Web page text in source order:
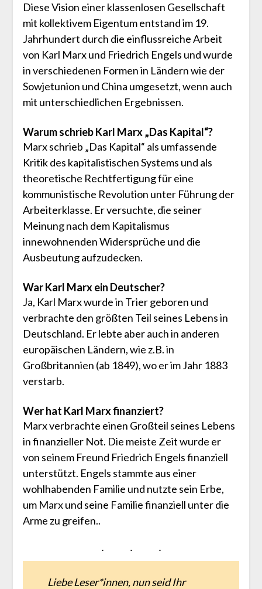
Diese Vision einer klassenlosen Gesellschaft
mit kollektivem Eigentum entstand im 19.
Jahrhundert durch die einflussreiche Arbeit
von Karl Marx und Friedrich Engels und wurde
in verschiedenen Formen in Ländern wie der
Sowjetunion und China umgesetzt, wenn auch
mit unterschiedlichen Ergebnissen.
Warum schrieb Karl Marx „Das Kapital“?
Marx schrieb „Das Kapital“ als umfassende
Kritik des kapitalistischen Systems und als
theoretische Rechtfertigung für eine
kommunistische Revolution unter Führung der
Arbeiterklasse. Er versuchte, die seiner
Meinung nach dem Kapitalismus
innewohnenden Widersprüche und die
Ausbeutung aufzudecken.
War Karl Marx ein Deutscher?
Ja, Karl Marx wurde in Trier geboren und
verbrachte den größten Teil seines Lebens in
Deutschland. Er lebte aber auch in anderen
europäischen Ländern, wie z.B. in
Großbritannien (ab 1849), wo er im Jahr 1883
verstarb.
Wer hat Karl Marx finanziert?
Marx verbrachte einen Großteil seines Lebens
in finanzieller Not. Die meiste Zeit wurde er
von seinem Freund Friedrich Engels finanziell
unterstützt. Engels stammte aus einer
wohlhabenden Familie und nutzte sein Erbe,
um Marx und seine Familie finanziell unter die
Arme zu greifen..
Liebe Leser*innen, nun seid Ihr